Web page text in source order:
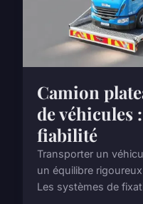
Camion
de véhicules
fiabilité
Transporter un
un équilibre
Les systèmes de